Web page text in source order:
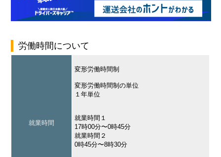
労働時間について
就業時間
変形労働時間制
変形労働時間制の単位
１年単位
就業時間１
17時00分〜0時45分
就業時間２
0時45分〜8時30分